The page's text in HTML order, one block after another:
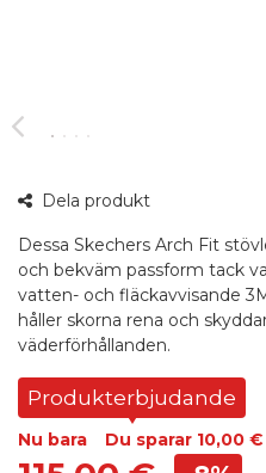
bild
Dela produkt
Dessa Skechers Arch Fit
och bekväm passform tack
vatten- och fläckavvisande
håller skorna rena och
väderförhållanden.
Produkterbjudande
Nu bara Du sparar 10,00 €